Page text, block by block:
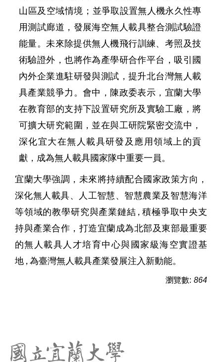
山區及空域情境；並爭取設置無人機永久性專
用測試廊道，發展海空無人載具整合測試驗證
能量。未來除提供無人機飛行訓練、考照及技
術驗證外，也將作為產學研合作平台，吸引 國
內外企業進駐研發與測試，提升北台灣無人載
具產業競爭力。會中，陳政委表示，宜蘭大學
在教育部的支持下設置研究所及實驗工廠，將
可擴大研究範圍，並在與工研院緊密交流中，
深化宜大在無人載具研發及應用領域上的貢
獻，成為無人載具國家隊中重要一員。
宜蘭大學強調，未來將持續配合國家政策方向，
深化無人載具、人工智慧、智慧農業及智慧海洋
等領域的教學研究與產業鏈結，積極爭取中央支
持與產業合作，打造宜蘭成為北部及東部最重要
的無人載具人才培育中心與國家級海空實證基
地， 為臺灣無人載具產業發展注入新動能。
瀏覽數: 864